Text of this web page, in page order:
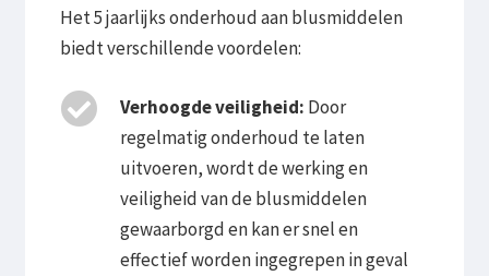
Het 5 jaarlijks onderhoud aan blusmiddelen
biedt verschillende voordelen:
Verhoogde veiligheid: Door
regelmatig onderhoud te laten
uitvoeren, wordt de werking en
veiligheid van de blusmiddelen
gewaarborgd en kan er snel en
effectief worden ingegrepen in geval